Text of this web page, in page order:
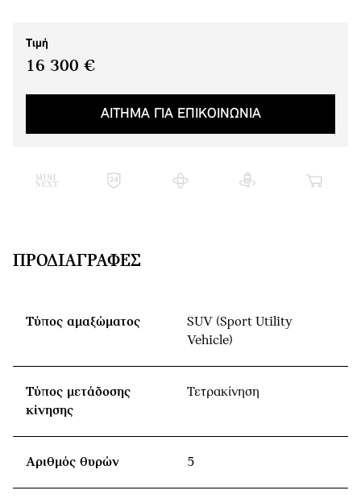
Τιμή
16 300 €
ΑΙΤΗΜΑ ΓΙΑ ΕΠΙΚΟΙΝΩΝΙΑ
ΠΡΟΔΙΑΓΡΑΦΈΣ
Τύπος αμαξώματος
SUV (Sport Utility
Vehicle)
Τύπος μετάδοσης
κίνησης
Τετρακίνηση
Αριθμός θυρών 5